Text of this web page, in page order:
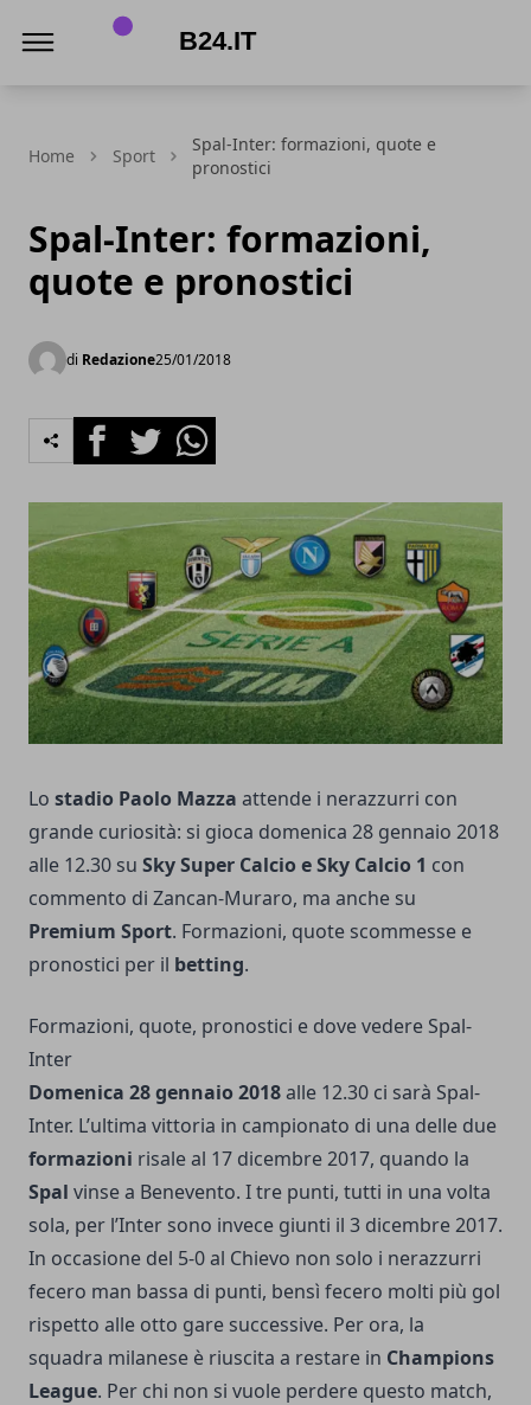
Home Sport
Spal-Inter: formazioni, quote e
pronostici
Spal-Inter: formazioni,
quote e pronostici
di Redazione25/01/2018
FacebookTwitterWhatsapp
Lo stadio Paolo Mazza attende i nerazzurri con
grande curiosità: si gioca domenica 28 gennaio 2018
alle 12.30 su Sky Super Calcio e Sky Calcio 1 con
commento di Zancan-Muraro, ma anche su
Premium Sport. Formazioni, quote scommesse e
pronostici per il betting.
Formazioni, quote, pronostici e dove vedere Spal-
Inter
Domenica 28 gennaio 2018alle 12.30 ci sarà Spal-
Inter. L’ultima vittoria in campionato di una delle due
formazioni risale al 17 dicembre 2017, quando la
Spal vinse a Benevento. I tre punti, tutti in una volta
sola, per l’Inter sono invece giunti il 3 dicembre 2017.
In occasione del 5-0 al Chievo non solo i nerazzurri
fecero man bassa di punti, bensì fecero molti più gol
rispetto alle otto gare successive. Per ora, la
squadra milanese è riuscita a restare in Champions
League. Per chi non si vuole perdere questo match,